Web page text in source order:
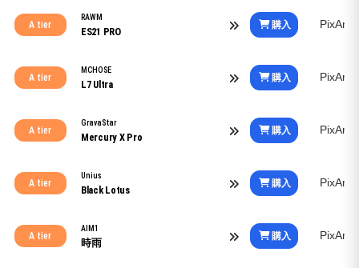
A tier
RAWM
ES21 PRO
購入 PixArt
A tier
MCHOSE
L7 Ultra
購入 PixArt
A tier
GravaStar
Mercury X Pro
購入 PixArt
A tier
Unius
Black Lotus
購入 PixArt
A tier
AIM1
時雨
購入 PixArt